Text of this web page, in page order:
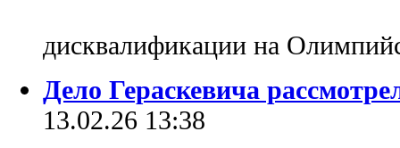
дисквалификации на
Дело Гераскевича
13.02.26 13:38